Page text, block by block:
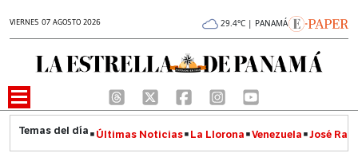
VIERNES 07 AGOSTO 2026 29.4°C | PANAMÁ
Últimas Noticias La Llorona Venezuela José